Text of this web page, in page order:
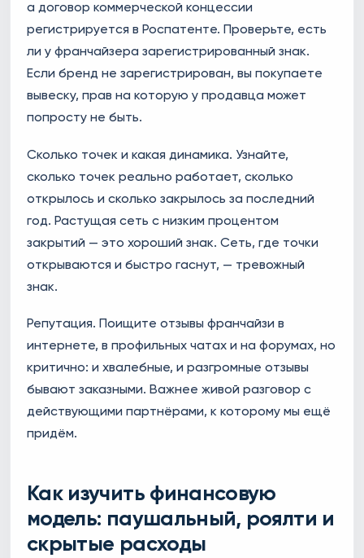
а договор коммерческой концессии
регистрируется в Роспатенте. Проверьте, есть
ли у франчайзера зарегистрированный знак.
Если бренд не зарегистрирован, вы покупаете
вывеску, прав на которую у продавца может
попросту не быть.
Сколько точек и какая динамика. Узнайте,
сколько точек реально работает, сколько
открылось и сколько закрылось за последний
год. Растущая сеть с низким процентом
закрытий — это хороший знак. Сеть, где точки
открываются и быстро гаснут, — тревожный
знак.
Репутация. Поищите отзывы франчайзи в
интернете, в профильных чатах и на форумах, но
критично: и хвалебные, и разгромные отзывы
бывают заказными. Важнее живой разговор с
действующими партнёрами, к которому мы ещё
придём.
Как изучить финансовую
модель: паушальный, роялти и
скрытые расходы